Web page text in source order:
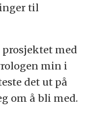
til
prosjektet med
min i
det ut på
om å bli med.